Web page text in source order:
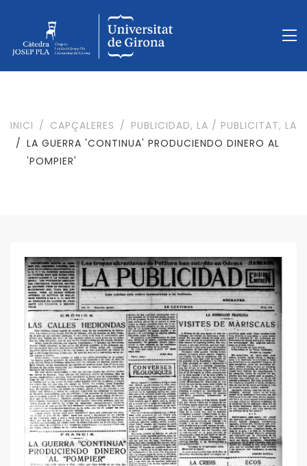
INICI CAPÇALERES
PUBLICIDAD, LA / PUBLICITAT, LA
LA GUERRA 'CONTINUA' PRODUCIENDO DINERO AL
'POMPIER'